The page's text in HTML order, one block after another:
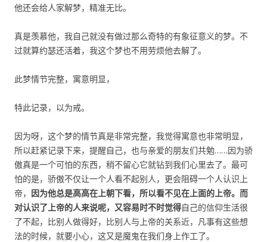
他还会给人家解梦，精准无比。
真是羡慕他，我自己就没有做过那么奇特的有象征意义的梦。不
过就算约瑟还活着，我这个梦也不用劳烦他去解了。
此梦情节完整，寓意明显，
特此记录，以为戒。
因为呀，这个梦的情节真是非常完整，我觉得寓意也非常明显，
所以赶紧记录下来，提醒自己，也与亲爱的朋友们共勉……因为骄
傲真是一个可怕的东西，稍不留心它就钻到我们心里去了。最可
怕的是，骄傲不仅让一个人看不起别人，更会阻碍一个人认识上
帝， 因为他总是高高在上朝下看，所以看不见在上面的上帝。而
对认识了上帝的人来说呢，又容易时不时觉得自己的信仰生活很
了不起，比别人做得好，比别人与上帝的关系近，凡事有这些想
法的时候，就要小心，这又是魔鬼在我们身上作工了。